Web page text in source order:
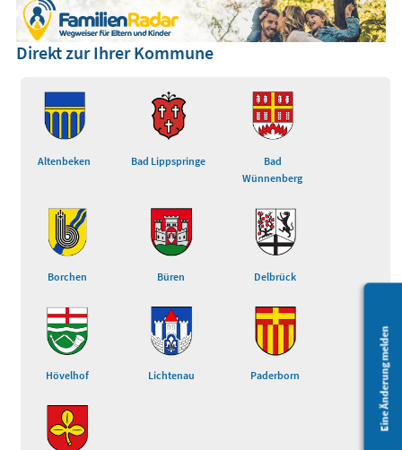
Eine Änderung melden
Direkt zur Ihrer Kommune
Altenbeken Bad Lippspringe
Bad
Wünnenberg
Borchen Büren Delbrück
Hövelhof Lichtenau Paderborn